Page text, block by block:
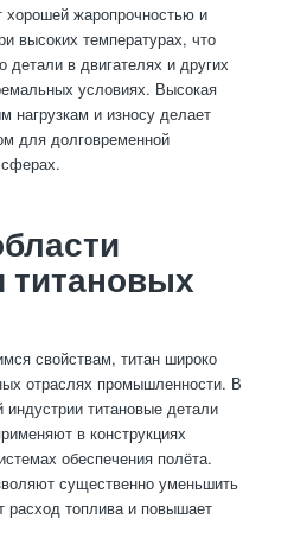
хорошей жаропрочностью и
высоких температурах, что
детали в двигателях и других
условиях. Высокая
нагрузкам и износу делает
для долговременной
титановых
свойствам, титан широко
отраслях промышленности. В
титановые детали
в конструкциях
обеспечения полёта.
существенно уменьшить
расход топлива и повышает